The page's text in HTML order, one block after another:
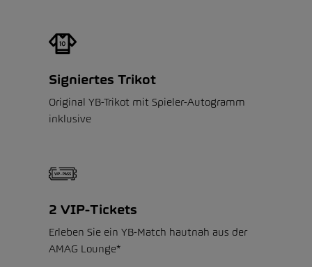
Signiertes Trikot
Original YB-Trikot mit Spieler-Autogramm
inklusive
2 VIP-Tickets
Erleben Sie ein YB-Match hautnah aus der
AMAG Lounge*